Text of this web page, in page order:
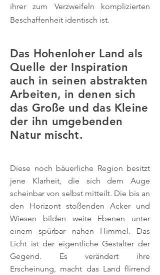
ihrer zum Verzweifeln komplizierten
Beschaffenheit identisch ist.
Das Hohenloher Land als
Quelle der Inspiration
auch in seinen abstrakten
Arbeiten, in denen sich
das Große und das Kleine
der ihn umgebenden
Natur mischt.
Diese noch bäuerliche Region besitzt
jene Klarheit, die sich dem Auge
scheinbar von selbst mitteilt. Die bis an
den Horizont stoßenden Acker und
Wiesen bilden weite Ebenen unter
einem spürbar nahen Himmel. Das
Licht ist der eigentliche Gestalter der
Gegend. Es verändert ihre
Erscheinung, macht das Land flirrend